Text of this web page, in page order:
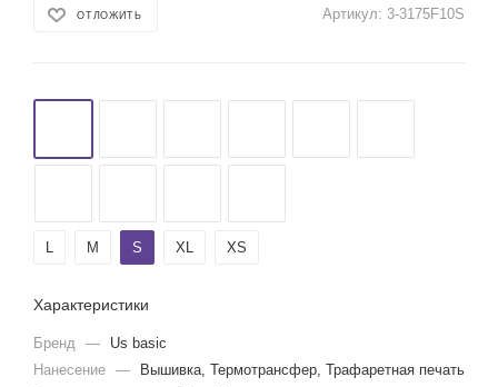
ОТЛОЖИТЬ Артикул: 3-3175F10S
L M S XL XS
Характеристики
Бренд —
Us basic
Нанесение —
Вышивка, Термотрансфер, Трафаретная печать